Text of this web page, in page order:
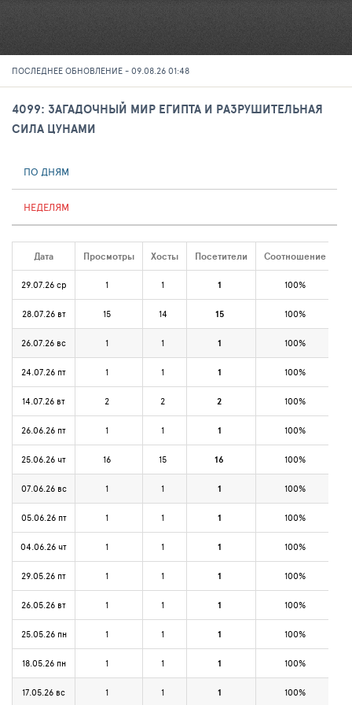
ПОСЛЕДНЕЕ ОБНОВЛЕНИЕ - 09.08.26 01:48
4099: ЗАГАДОЧНЫЙ МИР ЕГИПТА И РАЗРУШИТЕЛЬНАЯ
СИЛА ЦУНАМИ
ПО ДНЯМ
НЕДЕЛЯМ
Дата Просмотры Хосты Посетители Соотношение
29.07.26 ср 1 1 1 100%
28.07.26 вт 15 14 15 100%
26.07.26 вс 1 1 1 100%
24.07.26 пт 1 1 1 100%
14.07.26 вт 2 2 2 100%
26.06.26 пт 1 1 1 100%
25.06.26 чт 16 15 16 100%
07.06.26 вс 1 1 1 100%
05.06.26 пт 1 1 1 100%
04.06.26 чт 1 1 1 100%
29.05.26 пт 1 1 1 100%
26.05.26 вт 1 1 1 100%
25.05.26 пн 1 1 1 100%
18.05.26 пн 1 1 1 100%
17.05.26 вс 1 1 1 100%